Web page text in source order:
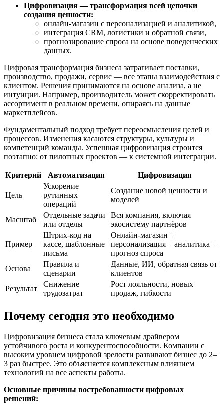
Цифровизация — трансформация всей цепочки
создания ценности:
онлайн-магазин с персонализацией и аналитикой,
интеграция CRM, логистики и обратной связи,
прогнозирование спроса на основе поведенческих
данных.
Цифровая трансформация бизнеса затрагивает поставки,
производство, продажи, сервис — все этапы взаимодействия с
клиентом. Решения принимаются на основе анализа, а не
интуиции. Например, производитель может скорректировать
ассортимент в реальном времени, опираясь на данные
маркетплейсов.
Фундаментальный подход требует переосмысления целей и
процессов. Изменения касаются структуры, культуры и
компетенций команды. Успешная цифровизация строится
поэтапно: от пилотных проектов — к системной интеграции.
Критерий Автоматизация Цифровизация
Цель
Ускорение
рутинных
операций
Создание новой ценности и
моделей
Масштаб
Отдельные задачи
или отделы
Вся компания, включая
экосистему партнёров
Пример
Штрих-код на
кассе, шаблонные
письма
Онлайн-магазин +
персонализация + аналитика +
прогноз спроса
Основа
Правила и
сценарии
Данные, ИИ, обратная связь от
клиентов
Результат
Снижение
трудозатрат
Рост лояльности, новых
продаж, гибкости
Почему сегодня это необходимо
Цифровизация бизнеса стала ключевым драйвером
устойчивого роста и конкурентоспособности. Компании с
высоким уровнем цифровой зрелости развивают бизнес до 2–
3 раз быстрее. Это объясняется комплексным влиянием
технологий на все аспекты работы.
Основные причины востребованности цифровых
решений: